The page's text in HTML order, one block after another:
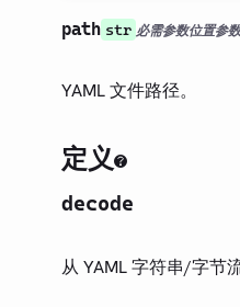
path str 必需参数位置参数
YAML 文件路径。
定义
decode
从 YAML 字符串/字节